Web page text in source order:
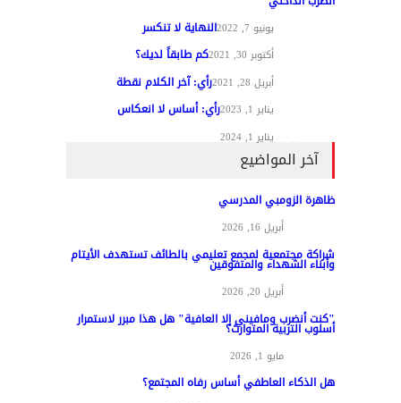
يونيو 7, 2022 النهاية لا تنكسر
أكتوبر 30, 2021 كم طابقاً لديك؟
أبريل 28, 2021 رأي: آخر الكلام نقطة
يناير 1, 2023 رأي: أساس لا انعكاس
يناير 1, 2024
آخر المواضيع
ظاهرة الزومبي المدرسي
أبريل 16, 2026
شراكة مجتمعية لمجمع تعليمي بالطائف تستهدف الأيتام
وأبناء الشهداء والمتفوقين
أبريل 20, 2026
"كنت أنضرب ومافيني إلا العافية" هل هذا مبرر لاستمرار
أسلوب التربية المتوارث؟
مايو 1, 2026
هل الذكاء العاطفي أساس رفاه المجتمع؟